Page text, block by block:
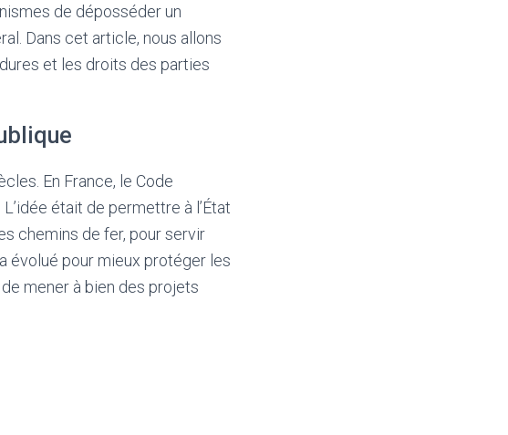
de déposséder un
Dans cet article, nous allons
et les droits des parties
En France, le Code
était de permettre à l’État
chemins de fer, pour servir
évolué pour mieux protéger les
mener à bien des projets